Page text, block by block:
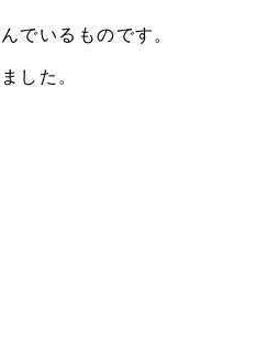
でいるものです。
した。